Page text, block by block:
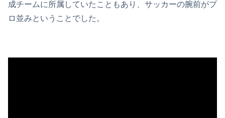
成チームに所属していたこともあり、サッカーの腕前がプ
ロ並みということでした。